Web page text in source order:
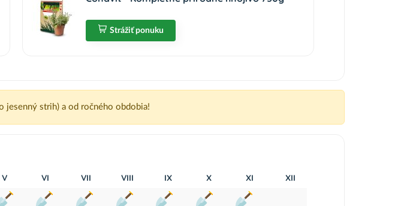
Strážiť ponuku
jesenný strih) a od ročného obdobia!
V VI VII VIII IX X XI XII